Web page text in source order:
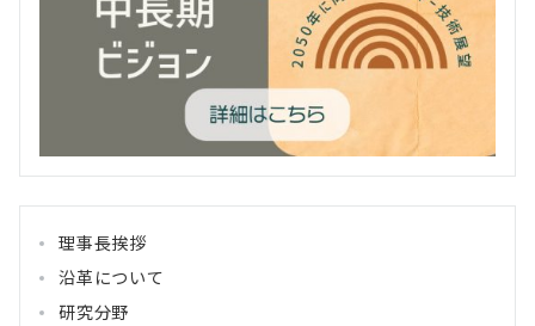
理事長挨拶
沿革について
研究分野